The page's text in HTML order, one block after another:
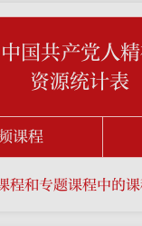
国共产党人
资源统计表
课程
程和专题课程中的